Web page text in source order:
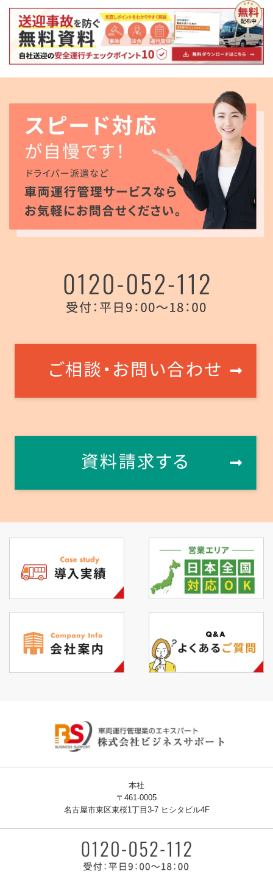
本社
〒461-0005
名古屋市東区東桜1丁目3-7 ヒシタビル4F